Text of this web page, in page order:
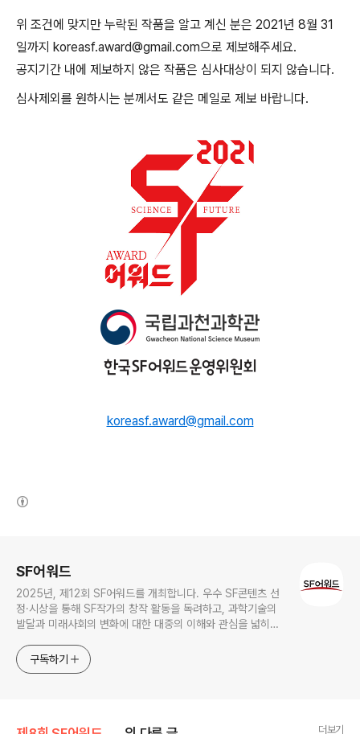
위 조건에 맞지만 누락된 작품을 알고 계신 분은 2021년 8월 31
일까지 koreasf.award@gmail.com으로 제보해주세요.
공지기간 내에 제보하지 않은 작품은 심사대상이 되지 않습니다.
심사제외를 원하시는 분께서도 같은 메일로 제보 바랍니다.
koreasf.award@gmail.com
SF어워드
2025년, 제12회 SF어워드를 개최합니다. 우수 SF콘텐츠 선
정·시상을 통해 SF작가의 창작 활동을 독려하고, 과학기술의
발달과 미래사회의 변화에 대한 대중의 이해와 관심을 넓히기
로 12회를 맞이하였습니다.
구독하기
더보기